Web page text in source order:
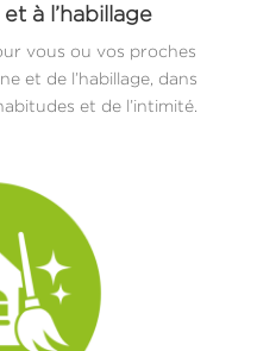
à l’habillage
vous ou vos proches
et de l’habillage, dans
et de l’intimité.